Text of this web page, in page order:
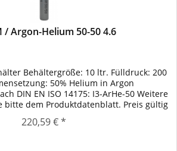
/ Argon-Helium 50-50 4.6
Behältergröße: 10 ltr. Fülldruck: 200
50% Helium in Argon
DIN EN ISO 14175: I3-ArHe-50 Weitere
bitte dem Produktdatenblatt. Preis gültig
p.a.c.-Leergut Nutzung der
vereinbarten Konditionen.
220,59 € *